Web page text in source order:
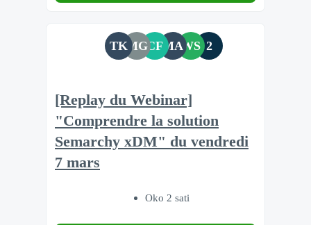
TKMGCFMAWS 2
[Replay du Webinar]
"Comprendre la solution
Semarchy xDM" du vendredi
7 mars
Oko 2 sati